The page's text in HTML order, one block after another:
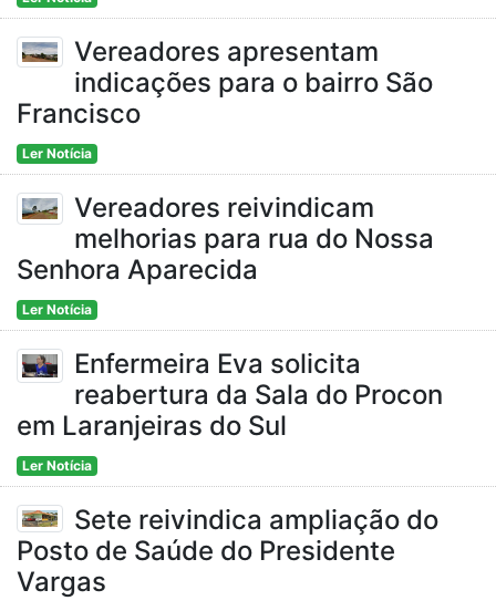
Vereadores apresentam
indicações para o bairro São
Francisco
Ler Notícia
Vereadores reivindicam
melhorias para rua do Nossa
Senhora Aparecida
Ler Notícia
Enfermeira Eva solicita
reabertura da Sala do Procon
em Laranjeiras do Sul
Ler Notícia
Sete reivindica ampliação do
Posto de Saúde do Presidente
Vargas